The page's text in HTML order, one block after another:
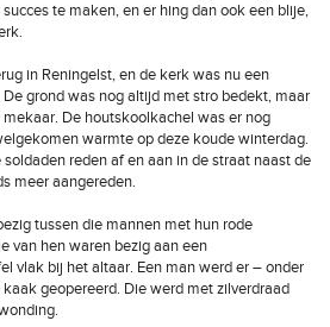
te maken, en er hing dan ook een blije,
in Reningelst, en de kerk was nu een
grond was nog altijd met stro bedekt, maar
De houtskoolkachel was er nog
warmte op deze koude winterdag.
reden af en aan in de straat naast de
meer aangereden.
tussen die mannen met hun rode
van hen waren bezig aan een
vlak bij het altaar. Een man werd er – onder
geopereerd. Die werd met zilverdraad